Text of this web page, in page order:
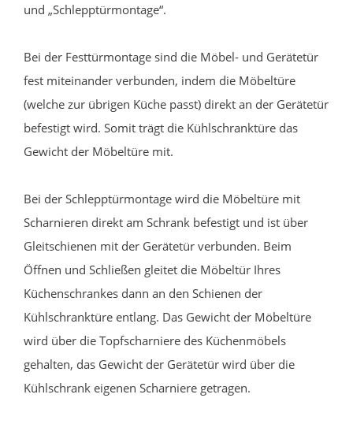
und „Schlepptürmontage“.
Bei der Festtürmontage sind die Möbel- und Gerätetür
fest miteinander verbunden, indem die Möbeltüre
(welche zur übrigen Küche passt) direkt an der Gerätetür
befestigt wird. Somit trägt die Kühlschranktüre das
Gewicht der Möbeltüre mit.
Bei der Schlepptürmontage wird die Möbeltüre mit
Scharnieren direkt am Schrank befestigt und ist über
Gleitschienen mit der Gerätetür verbunden. Beim
Öffnen und Schließen gleitet die Möbeltür Ihres
Küchenschrankes dann an den Schienen der
Kühlschranktüre entlang. Das Gewicht der Möbeltüre
wird über die Topfscharniere des Küchenmöbels
gehalten, das Gewicht der Gerätetür wird über die
Kühlschrank eigenen Scharniere getragen.